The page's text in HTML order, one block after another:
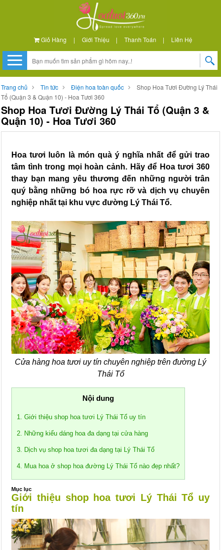
Giỏ Hàng | Giới Thiệu | Thanh Toán | Liên Hệ
Trang chủ Tin tức Điện hoa toàn quốc
Shop Hoa Tươi Đường Lý Thái
Tổ (Quận 3 & Quận 10) - Hoa Tươi 360
Shop Hoa Tươi Đường Lý Thái Tổ (Quận 3 &
Quận 10) - Hoa Tươi 360
Hoa tươi luôn là món quà ý nghĩa nhất để gửi trao
tâm tình trong mọi hoàn cảnh. Hãy để Hoa tươi 360
thay bạn mang yêu thương đến những người trân
quý bằng những bó hoa rực rỡ và dịch vụ chuyên
nghiệp nhất tại khu vực đường Lý Thái Tổ.
Cửa hàng hoa tươi uy tín chuyên nghiệp trên đường Lý
Thái Tổ
Nội dung
1. Giới thiệu shop hoa tươi Lý Thái Tổ uy tín
2. Những kiểu dáng hoa đa dạng tại cửa hàng
3. Dịch vụ shop hoa tươi đa dạng tại Lý Thái Tổ
4. Mua hoa ở shop hoa đường Lý Thái Tổ nào đẹp nhất?
Mục lục
Giới thiệu shop hoa tươi Lý Thái Tổ uy
tín